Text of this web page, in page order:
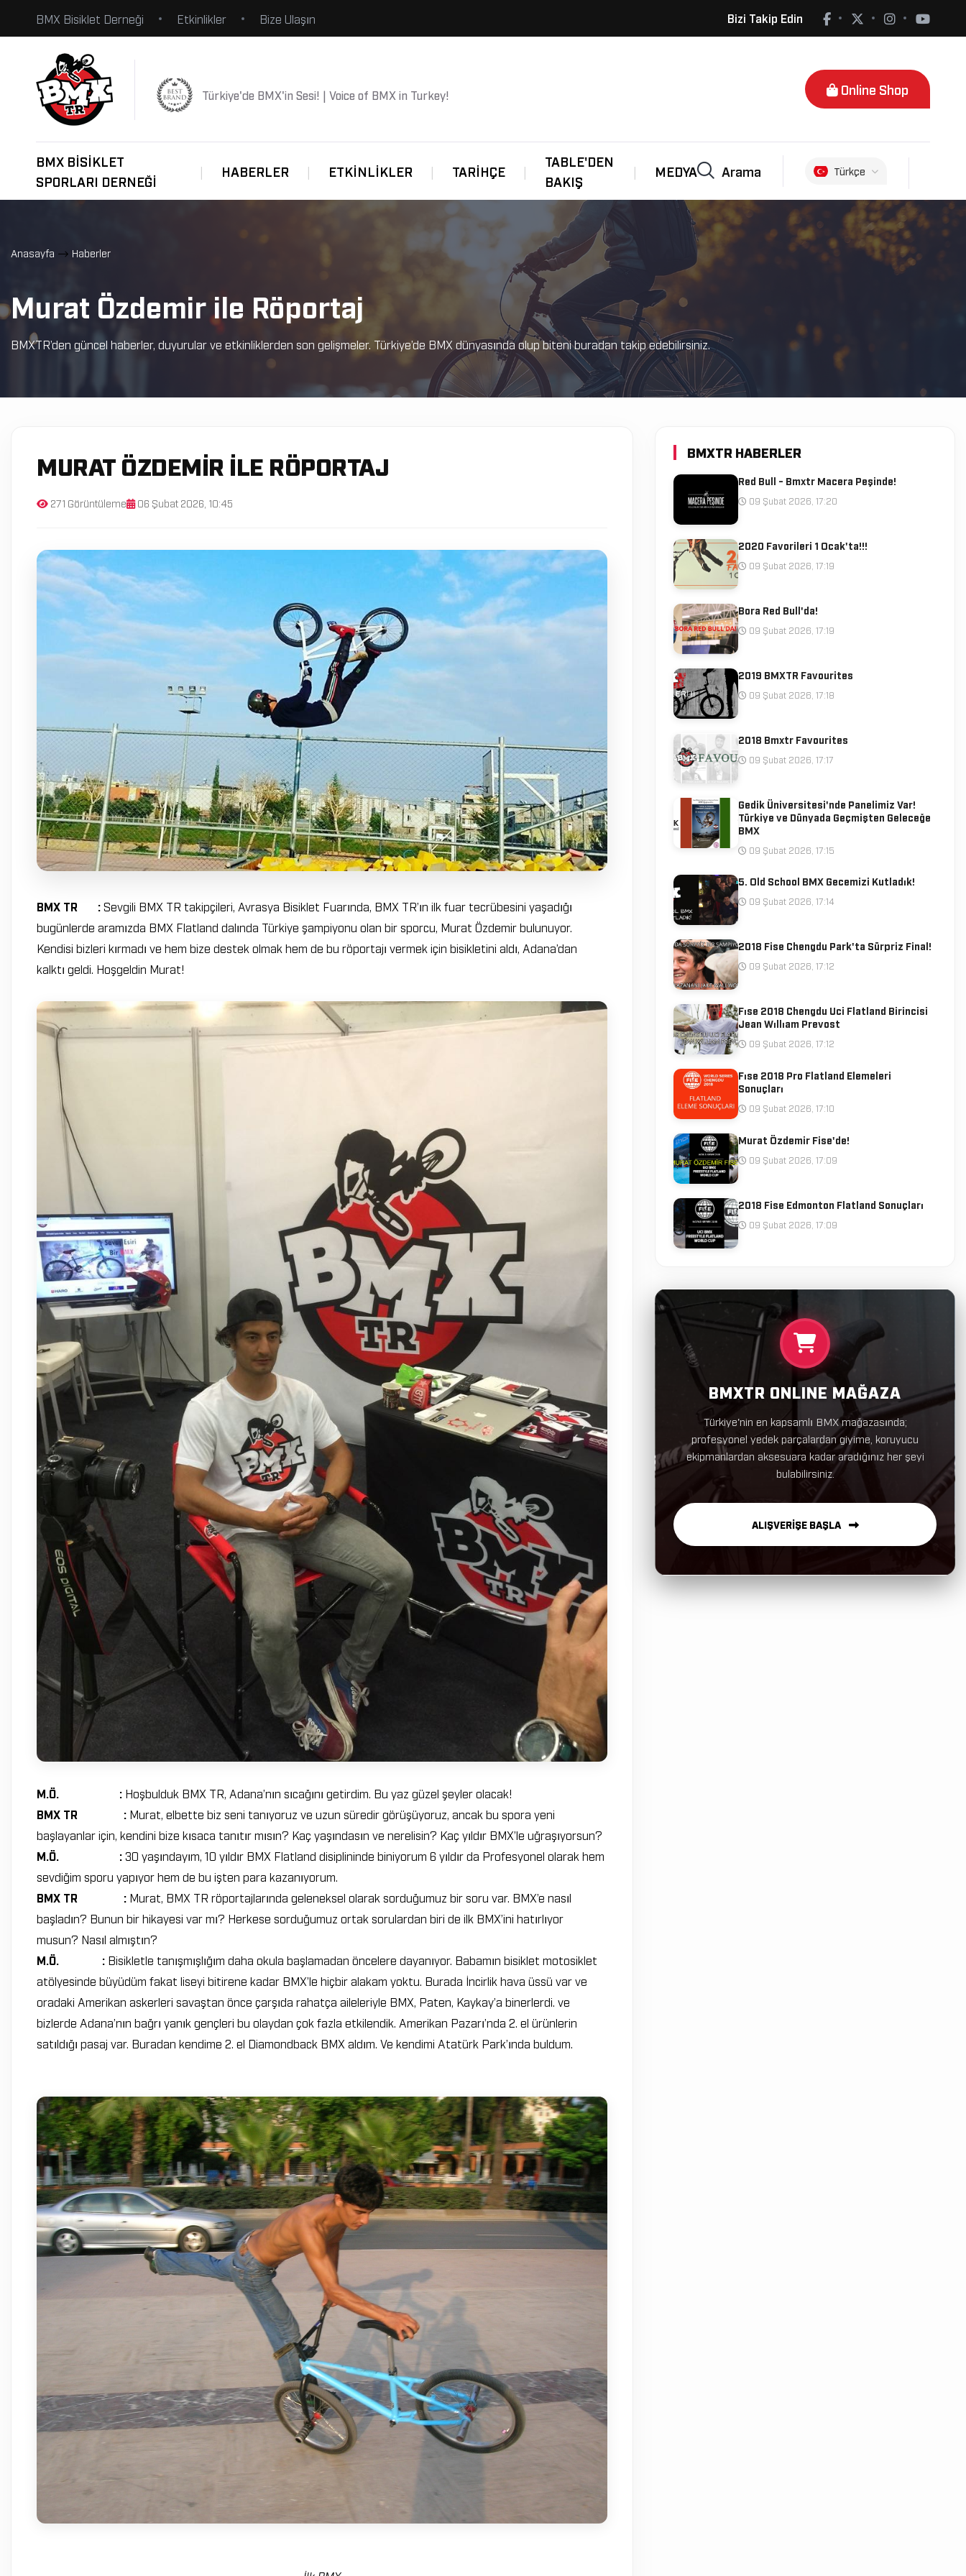
BMX Bisiklet Derneği Etkinlikler Bize Ulaşın Bizi Takip Edin
Türkiye'de BMX'in Sesi! | Voice of BMX in Turkey! Online Shop
BMX BISIKLET
SPORLARI DERNEĞI
HABERLER ETKINLIKLER TARIHÇE
TABLE'DEN
BAKIŞ
MEDYA Arama Türkçe
Anasayfa Haberler
Murat Özdemir ile Röportaj
BMXTR’den güncel haberler, duyurular ve etkinliklerden son gelişmeler. Türkiye’de BMX dünyasında olup biteni buradan takip edebilirsiniz.
MURAT ÖZDEMIR ILE RÖPORTAJ
271 Görüntüleme 06 Şubat 2026, 10:45
BMX TR : Sevgili BMX TR takipçileri, Avrasya Bisiklet Fuarında, BMX TR’ın ilk fuar tecrübesini yaşadığı
bugünlerde aramızda BMX Flatland dalında Türkiye şampiyonu olan bir sporcu, Murat Özdemir bulunuyor.
Kendisi bizleri kırmadı ve hem bize destek olmak hem de bu röportajı vermek için bisikletini aldı, Adana’dan
kalktı geldi. Hoşgeldin Murat!
M.Ö. : Hoşbulduk BMX TR, Adana’nın sıcağını getirdim. Bu yaz güzel şeyler olacak!
BMX TR : Murat, elbette biz seni tanıyoruz ve uzun süredir görüşüyoruz, ancak bu spora yeni
başlayanlar için, kendini bize kısaca tanıtır mısın? Kaç yaşındasın ve nerelisin? Kaç yıldır BMX’le uğraşıyorsun?
M.Ö. : 30 yaşındayım, 10 yıldır BMX Flatland disiplininde biniyorum 6 yıldır da Profesyonel olarak hem
sevdiğim sporu yapıyor hem de bu işten para kazanıyorum.
BMX TR : Murat, BMX TR röportajlarında geleneksel olarak sorduğumuz bir soru var. BMX’e nasıl
başladın? Bunun bir hikayesi var mı? Herkese sorduğumuz ortak sorulardan biri de ilk BMX’ini hatırlıyor
musun? Nasıl almıştın?
M.Ö. : Bisikletle tanışmışlığım daha okula başlamadan öncelere dayanıyor. Babamın bisiklet motosiklet
atölyesinde büyüdüm fakat liseyi bitirene kadar BMX’le hiçbir alakam yoktu. Burada İncirlik hava üssü var ve
oradaki Amerikan askerleri savaştan önce çarşıda rahatça aileleriyle BMX, Paten, Kaykay’a binerlerdi. ve
bizlerde Adana’nın bağrı yanık gençleri bu olaydan çok fazla etkilendik. Amerikan Pazarı’nda 2. el ürünlerin
satıldığı pasaj var. Buradan kendime 2. el Diamondback BMX aldım. Ve kendimi Atatürk Park’ında buldum.
BMXTR HABERLER
Red Bull - Bmxtr Macera Peşinde!
09 Şubat 2026, 17:20
2020 Favorileri 1 Ocak'ta!!!
09 Şubat 2026, 17:19
Bora Red Bull'da!
09 Şubat 2026, 17:19
2019 BMXTR Favourites
09 Şubat 2026, 17:18
2018 Bmxtr Favourites
09 Şubat 2026, 17:17
Gedik Üniversitesi'nde Panelimiz Var!
Türkiye ve Dünyada Geçmişten Geleceğe
BMX
09 Şubat 2026, 17:15
5. Old School BMX Gecemizi Kutladık!
09 Şubat 2026, 17:14
2018 Fise Chengdu Park'ta Sürpriz Final!
09 Şubat 2026, 17:12
Fıse 2018 Chengdu Uci Flatland Birincisi
Jean Wıllıam Prevost
09 Şubat 2026, 17:12
Fıse 2018 Pro Flatland Elemeleri
Sonuçları
09 Şubat 2026, 17:10
Murat Özdemir Fise'de!
09 Şubat 2026, 17:09
2018 Fise Edmonton Flatland Sonuçları
09 Şubat 2026, 17:09
BMXTR ONLINE MAĞAZA
Türkiye'nin en kapsamlı BMX mağazasında;
profesyonel yedek parçalardan giyime, koruyucu
ekipmanlardan aksesuara kadar aradığınız her şeyi
bulabilirsiniz.
ALIŞVERİŞE BAŞLA